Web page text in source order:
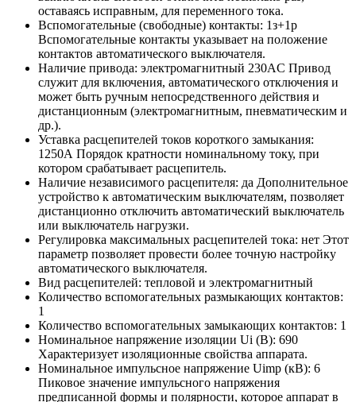
оставаясь исправным, для переменного тока.
Вспомогательные (свободные) контакты: 1з+1р
Вспомогательные контакты указывает на положение
контактов автоматического выключателя.
Наличие привода: электромагнитный 230AC Привод
служит для включения, автоматического отключения и
может быть ручным непосредственного действия и
дистанционным (электромагнитным, пневматическим и
др.).
Уставка расцепителей токов короткого замыкания:
1250А Порядок кратности номинальному току, при
котором срабатывает расцепитель.
Наличие независимого расцепителя: да Дополнительное
устройство к автоматическим выключателям, позволяет
дистанционно отключить автоматический выключатель
или выключатель нагрузки.
Регулировка максимальных расцепителей тока: нет Этот
параметр позволяет провести более точную настройку
автоматического выключателя.
Вид расцепителей: тепловой и электромагнитный
Количество вспомогательных размыкающих контактов:
1
Количество вспомогательных замыкающих контактов: 1
Номинальное напряжение изоляции Ui (В): 690
Характеризует изоляционные свойства аппарата.
Номинальное импульсное напряжение Uimp (кВ): 6
Пиковое значение импульсного напряжения
предписанной формы и полярности, которое аппарат в